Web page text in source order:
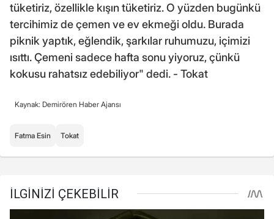
tüketiriz, özellikle kışın tüketiriz. O yüzden bugünkü
tercihimiz de çemen ve ev ekmeği oldu. Burada
piknik yaptık, eğlendik, şarkılar ruhumuzu, içimizi
ısıttı. Çemeni sadece hafta sonu yiyoruz, çünkü
kokusu rahatsız edebiliyor" dedi. - Tokat
Kaynak: Demirören Haber Ajansı
Fatma Esin Tokat